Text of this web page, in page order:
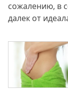
сожалению, в
далек от